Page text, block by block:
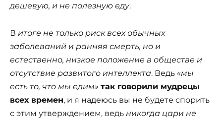
дешевую, и не полезную еду.
В итоге не только риск всех обычных
заболеваний и ранняя смерть, но и
естественно, низкое положение в обществе и
отсутствие развитого интеллекта. Ведь «мы
есть то, что мы едим» так говорили мудрецы
всех времен, и я надеюсь вы не будете спорить
с этим утверждением, ведь никогда цари не